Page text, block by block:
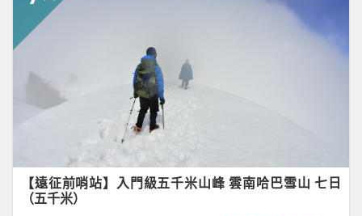
【遠征前哨站】入門級五千米山峰 雲南哈巴雪山 七日
（五千米）